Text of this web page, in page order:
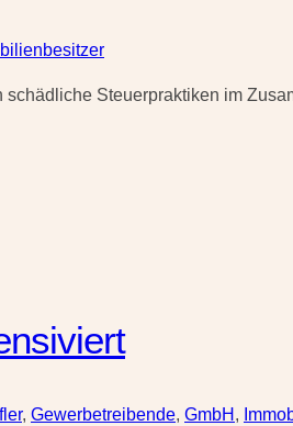
Steuerpraktiken im
, Gewerbetreibende, GmbH ,